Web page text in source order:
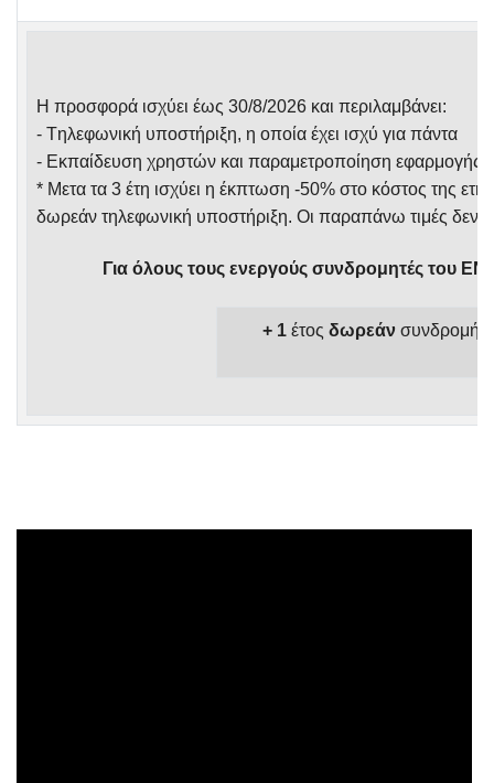
Η προσφορά ισχύει έως 30/8/2026 και περιλαμβάνει:
- Tηλεφωνική υποστήριξη, η οποία έχει ισχύ για πάντα
- Εκπαίδευση χρηστών και παραμετροποίηση εφαρμογής
* Μετα τα 3 έτη ισχύει η έκπτωση -50% στο κόστος της
δωρεάν τηλεφωνική υποστήριξη. Οι παραπάνω τιμές δεν
Για όλους τους ενεργούς συνδρομητές του
+ 1έτος δωρεάνσυνδρομή